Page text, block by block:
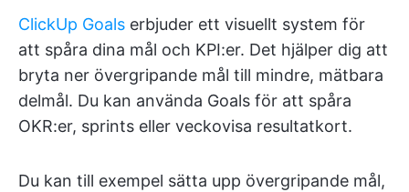
ClickUp Goals erbjuder ett visuellt system för
att spåra dina mål och KPI:er. Det hjälper dig att
bryta ner övergripande mål till mindre, mätbara
delmål. Du kan använda Goals för att spåra
OKR:er, sprints eller veckovisa resultatkort.
Du kan till exempel sätta upp övergripande mål,